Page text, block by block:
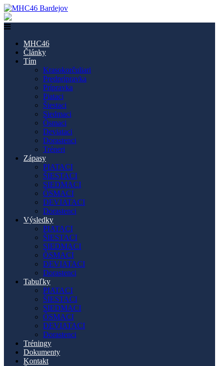
MHC46
Články
Tím
Krasokorčuliari
Predprípravka
Prípravka
Piataci
Šiestaci
Siedmaci
Ôsmaci
Deviataci
Dorastenci
Tréneri
Zápasy
PIATACI
ŠIESTACI
SIEDMACI
ÔSMACI
DEVIATACI
Dorastenci
Výsledky
PIATACI
ŠIESTACI
SIEDMACI
ÔSMACI
DEVIATACI
Dorastenci
Tabuľky
PIATACI
ŠIESTACI
SIEDMACI
ÔSMACI
DEVIATACI
Dorastenci
Tréningy
Dokumenty
Kontakt